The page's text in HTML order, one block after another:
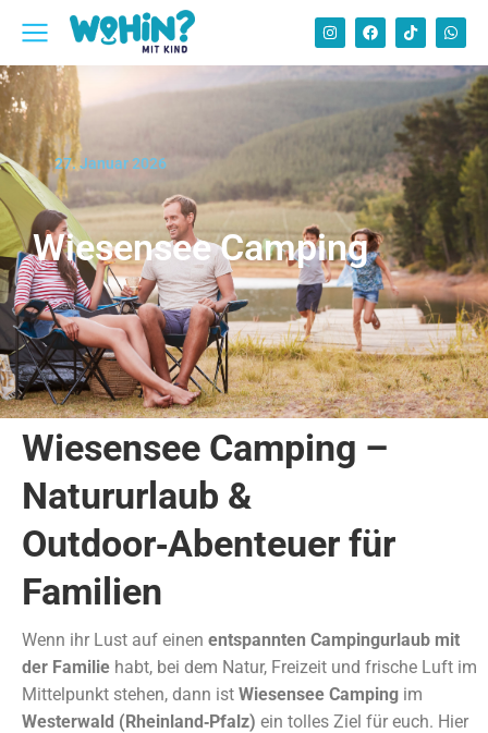
27. Januar 2026
Wiesensee Camping
Wiesensee Camping –
Natururlaub &
Outdoor‑Abenteuer für
Familien
Wenn ihr Lust auf einen entspannten Campingurlaub mit
der Familie habt, bei dem Natur, Freizeit und frische Luft im
Mittelpunkt stehen, dann ist Wiesensee Camping im
Westerwald (Rheinland‑Pfalz) ein tolles Ziel für euch. Hier